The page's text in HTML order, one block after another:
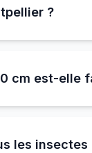
?
cm est-elle
les insectes